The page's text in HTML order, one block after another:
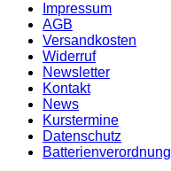
Impressum
AGB
Versandkosten
Widerruf
Newsletter
Kontakt
News
Kurstermine
Datenschutz
Batterienverordnung